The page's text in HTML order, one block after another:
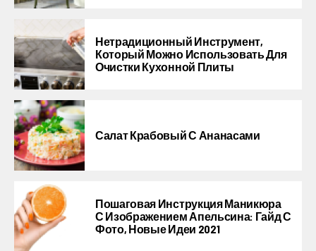
Нетрадиционный Инструмент,
Который Можно Использовать Для
Очистки Кухонной Плиты
Салат Крабовый С Ананасами
Пошаговая Инструкция Маникюра
С Изображением Апельсина: Гайд С
Фото, Новые Идеи 2021